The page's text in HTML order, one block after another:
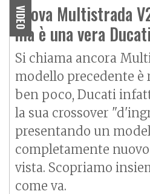
VIDEO
Prova Multistrada
ma è una vera
Si chiama ancora
modello precedente è
ben poco, Ducati
la sua crossover
presentando un
completamente
vista. Scopriamo
come va.